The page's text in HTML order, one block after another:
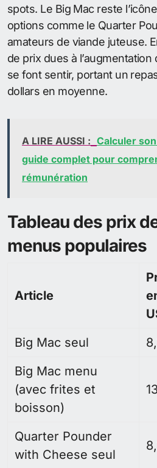
spots. Le Big Mac reste
options comme le Quarter
amateurs de viande juteuse.
de prix dues à
se font sentir, portant un
dollars en moyenne.
A LIRE AUSSI : Calculer
guide complet pour
rémunération
Tableau des prix
menus populaires
Article
Big Mac seul
Big Mac menu
(avec frites et
boisson)
Quarter Pounder
with Cheese seul